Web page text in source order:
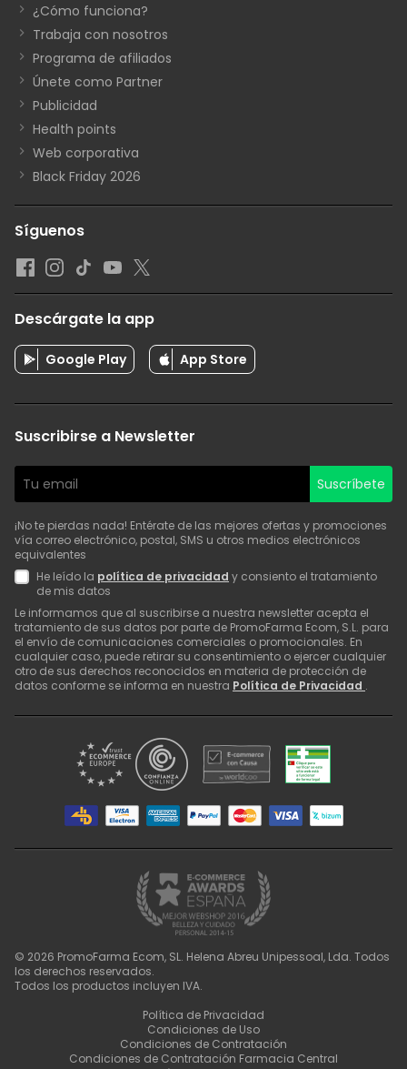
¿Cómo funciona?
Trabaja con nosotros
Programa de afiliados
Únete como Partner
Publicidad
Health points
Web corporativa
Black Friday 2026
Síguenos
Descárgate la app
Google Play App Store
Suscribirse a Newsletter
Suscríbete
¡No te pierdas nada! Entérate de las mejores ofertas y promociones
vía correo electrónico, postal, SMS u otros medios electrónicos
equivalentes
He leído la política de privacidad y consiento el tratamiento
de mis datos
Le informamos que al suscribirse a nuestra newsletter acepta el
tratamiento de sus datos por parte de PromoFarma Ecom, S.L. para
el envío de comunicaciones comerciales o promocionales. En
cualquier caso, puede retirar su consentimiento o ejercer cualquier
otro de sus derechos reconocidos en materia de protección de
datos conforme se informa en nuestra Política de Privacidad .
© 2026 PromoFarma Ecom, SL. Helena Abreu Unipessoal, Lda. Todos
los derechos reservados.
Todos los productos incluyen IVA.
Política de Privacidad
Condiciones de Uso
Condiciones de Contratación
Condiciones de Contratación Farmacia Central